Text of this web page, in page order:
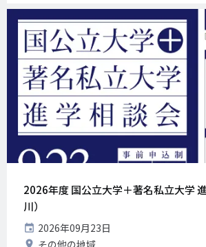
地
2026年度 国公立大学＋著名私立大学
川）
開
催
2026年09月23日
開 その他の地域